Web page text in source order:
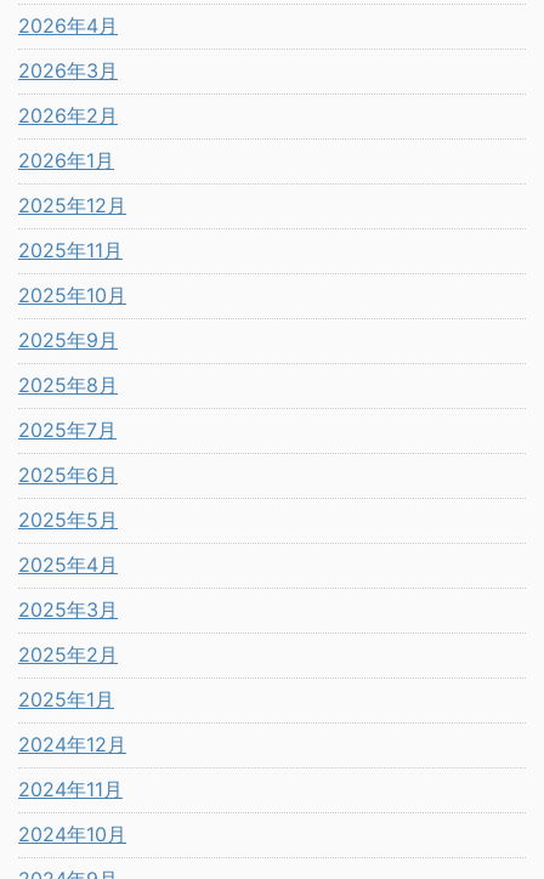
2026年4月
2026年3月
2026年2月
2026年1月
2025年12月
2025年11月
2025年10月
2025年9月
2025年8月
2025年7月
2025年6月
2025年5月
2025年4月
2025年3月
2025年2月
2025年1月
2024年12月
2024年11月
2024年10月